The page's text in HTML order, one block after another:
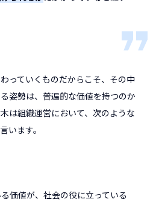
っていくものだからこそ、その中
姿勢は、普遍的な価値を持つのか
は組織運営において、次のような
います。
価値が、社会の役に立っている